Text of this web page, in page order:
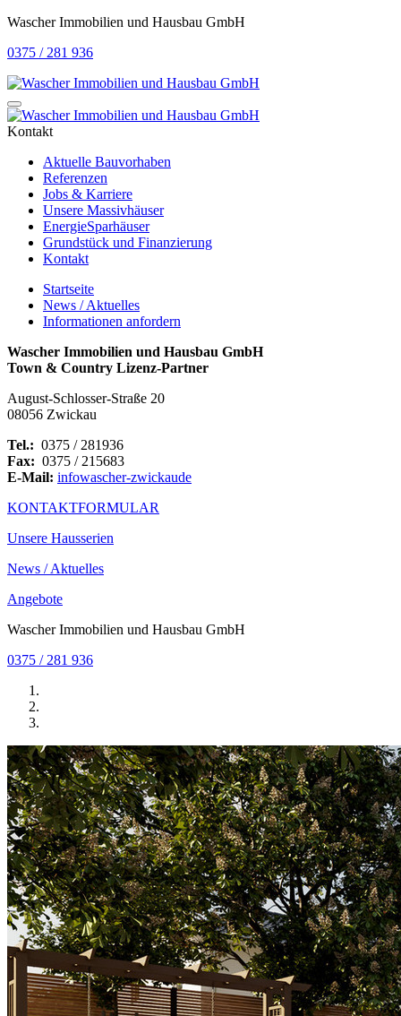
Wascher Immobilien und Hausbau GmbH
0375 / 281 936
Kontakt
Aktuelle Bauvorhaben
Referenzen
Jobs & Karriere
Unsere Massivhäuser
EnergieSparhäuser
Grundstück und Finanzierung
Kontakt
Startseite
News / Aktuelles
Informationen anfordern
Wascher Immobilien und Hausbau GmbH
Town & Country Lizenz-Partner
August-Schlosser-Straße 20
08056 Zwickau
Tel.: 0375 / 281936
Fax: 0375 / 215683
E-Mail: infowascher-zwickaude
KONTAKTFORMULAR
Unsere Hausserien
News / Aktuelles
Angebote
Wascher Immobilien und Hausbau GmbH
0375 / 281 936